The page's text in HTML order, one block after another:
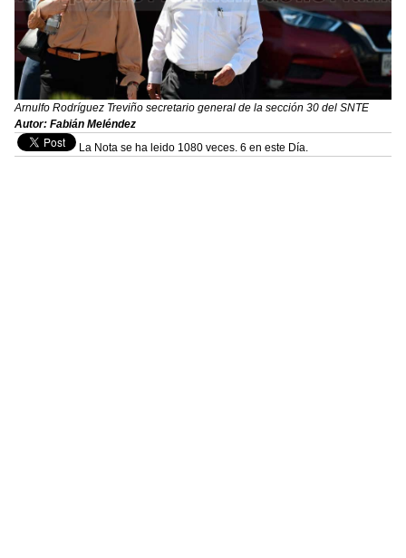
Arnulfo Rodríguez Treviño secretario general de la sección 30 del SNTE
Autor: Fabián Meléndez
La Nota se ha leido 1080 veces. 6 en este Día.